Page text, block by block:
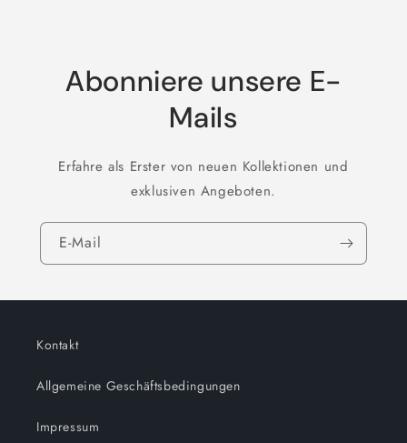
Abonniere unsere E-
Mails
Erfahre als Erster von neuen Kollektionen und
exklusiven Angeboten.
E-Mail
Kontakt
Allgemeine Geschäftsbedingungen
Impressum